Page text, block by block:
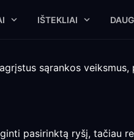
IŠTEKLIAI
sąrankos
pasirinktą ryšį, tačiau